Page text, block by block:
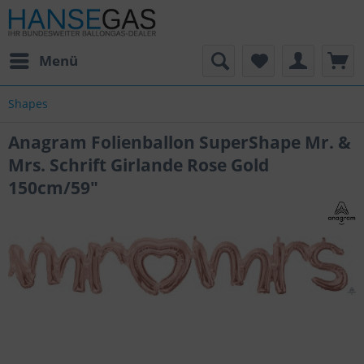
Menü
Shapes
Anagram Folienballon SuperShape Mr. &
Mrs. Schrift Girlande Rose Gold
150cm/59"